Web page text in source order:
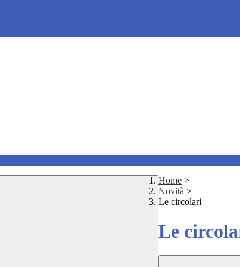
Home >
Novità >
Le circolari
Le